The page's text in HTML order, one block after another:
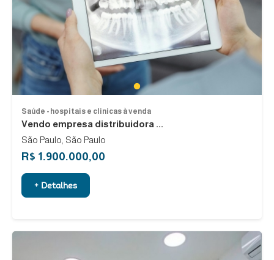
1
Saúde - hospitais e clinicas à venda
Vendo empresa distribuidora ...
São Paulo, São Paulo
R$ 1.900.000,00
+ Detalhes